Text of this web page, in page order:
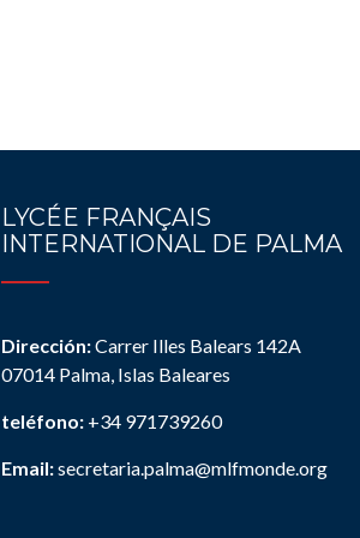
LYCÉE FRANÇAIS
INTERNATIONAL DE PALMA
Dirección:Carrer Illes Balears 142A
07014 Palma, Islas Baleares
teléfono: +34 971739260
Email:secretaria.palma@mlfmonde.org